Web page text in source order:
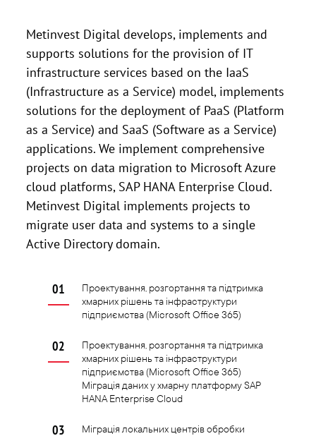
Metinvest Digital develops, implements and
supports solutions for the provision of IT
infrastructure services based on the IaaS
(Infrastructure as a Service) model, implements
solutions for the deployment of PaaS (Platform
as a Service) and SaaS (Software as a Service)
applications. We implement comprehensive
projects on data migration to Microsoft Azure
cloud platforms, SAP HANA Enterprise Cloud.
Metinvest Digital implements projects to
migrate user data and systems to a single
Active Directory domain.
Проектування, розгортання та підтримка
хмарних рішень та інфраструктури
підприємства (Microsoft Office 365)
Проектування, розгортання та підтримка
хмарних рішень та інфраструктури
підприємства (Microsoft Office 365)
Міграція даних у хмарну платформу SAP
HANA Enterprise Cloud
Міграція локальних центрів обробки